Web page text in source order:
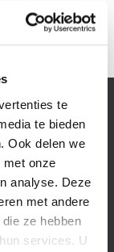
te
te bieden
Ook delen we
met onze
analyse. Deze
met andere
ze hebben
services. U